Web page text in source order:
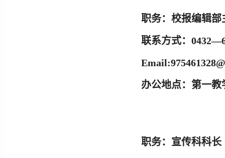
职务： 校报编辑部
联系方式：
Email:
办公地点： 第一教
职务： 宣传科科长